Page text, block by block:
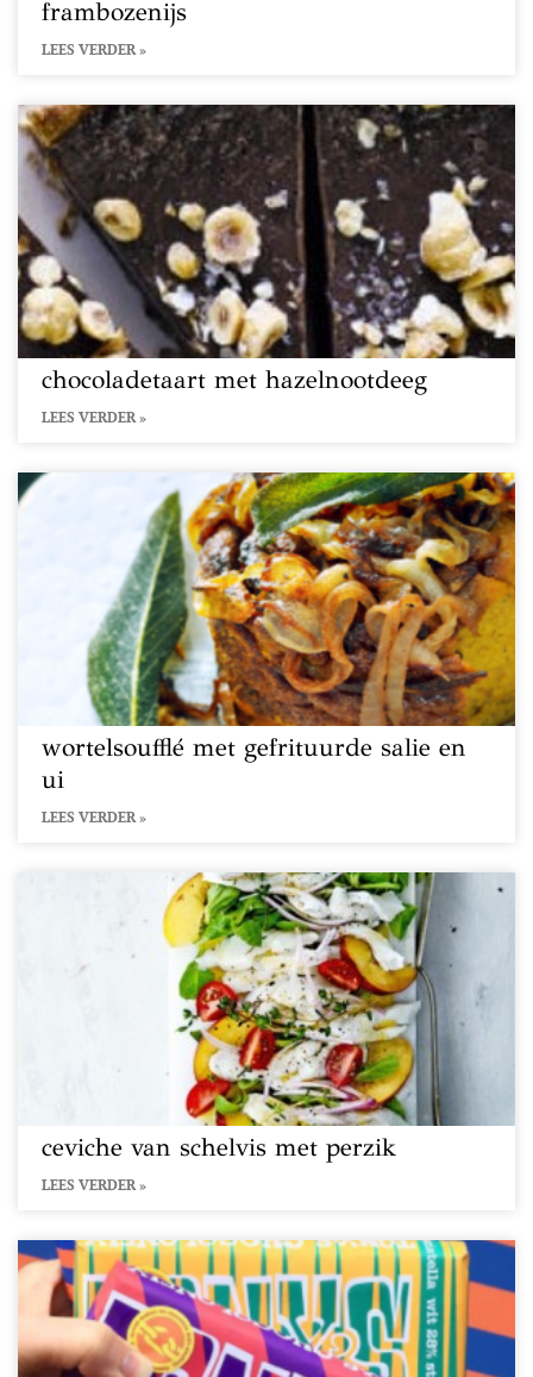
frambozenijs
LEES VERDER »
chocoladetaart met hazelnootdeeg
LEES VERDER »
wortelsoufflé met gefrituurde salie en
ui
LEES VERDER »
ceviche van schelvis met perzik
LEES VERDER »